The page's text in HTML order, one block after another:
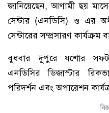
জানিয়েছেন, আগামী ছয়
সেন্টার (এনডিসি) ও এর
সেন্টারের সম্প্রসারণ কার্যক্রম
বুধবার দুপুরে যশোর
এনডিসির ডিজাস্টার
পরিদর্শন এবং অপারেশন